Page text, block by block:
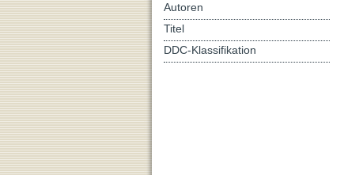
Autoren
Titel
DDC-Klassifikation